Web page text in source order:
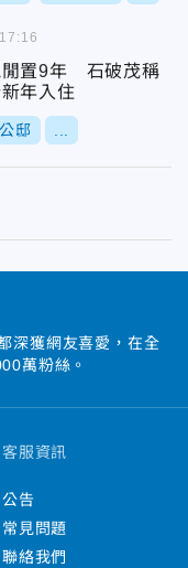
閒置9年 石破茂稱
新年入住
公邸
深獲網友喜愛，在全
萬粉絲。
客服資訊
公告
常見問題
聯絡我們